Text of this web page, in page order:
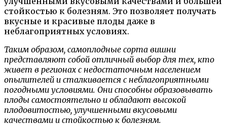
стойкостью к болезням. Это позволяет получать
вкусные и красивые плоды даже в
неблагоприятных условиях.
Таким образом, самоплодные сорта вишни
представляют собой отличный выбор для тех, кто
живет в регионах с недостаточным населением
опылителей и сталкивается с неблагоприятными
погодными условиями. Они способны образовывать
плоды самостоятельно и обладают высокой
плодовитостью, улучшенными вкусовыми
качествами и стойкостью к болезням.